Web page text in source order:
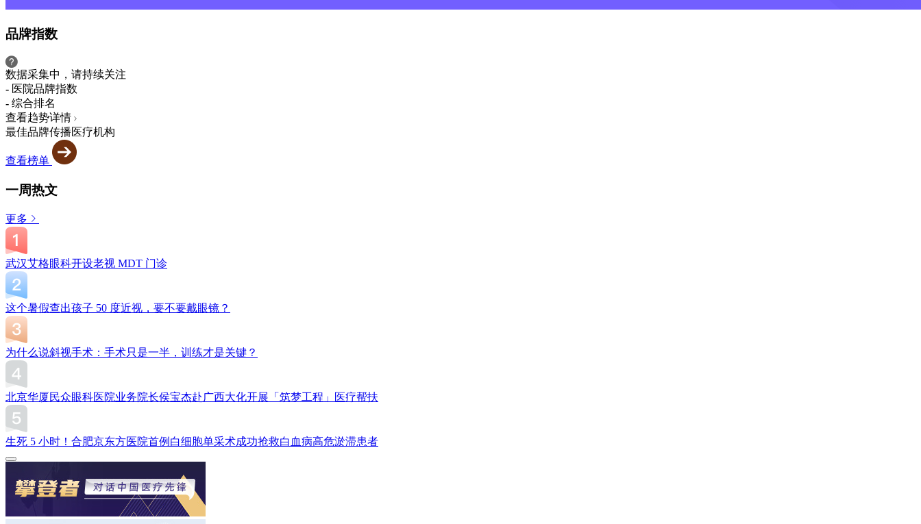
品牌指数
数据采集中，请持续关注
- 医院品牌指数
- 综合排名
查看趋势详情
最佳品牌传播医疗机构
查看榜单
一周热文
更多
武汉艾格眼科开设老视 MDT 门诊
这个暑假查出孩子 50 度近视，要不要戴眼镜？
为什么说斜视手术：手术只是一半，训练才是关键？
北京华厦民众眼科医院业务院长侯宝杰赴广西大化开展「筑梦工程」医疗帮扶
生死 5 小时！合肥京东方医院首例白细胞单采术成功抢救白血病高危淤滞患者